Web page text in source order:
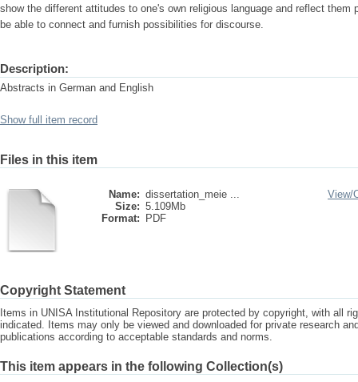
show the different attitudes to one's own religious language and reflect them
be able to connect and furnish possibilities for discourse.
Description:
Abstracts in German and English
Show full item record
Files in this item
Name: dissertation_meie ...
Size: 5.109Mb
Format:
PDF
View/
Copyright Statement
Items in UNISA Institutional Repository are protected by copyright, with all
indicated. Items may only be viewed and downloaded for private research
publications according to acceptable standards and norms.
This item appears in the following Collection(s)